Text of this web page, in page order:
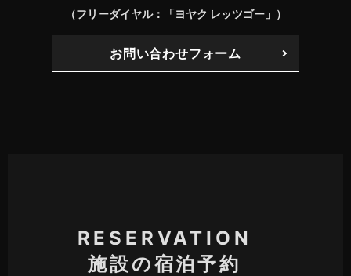
（フリーダイヤル：「ヨヤク レッツゴー」）
お問い合わせフォーム
RESERVATION
施設の宿泊予約